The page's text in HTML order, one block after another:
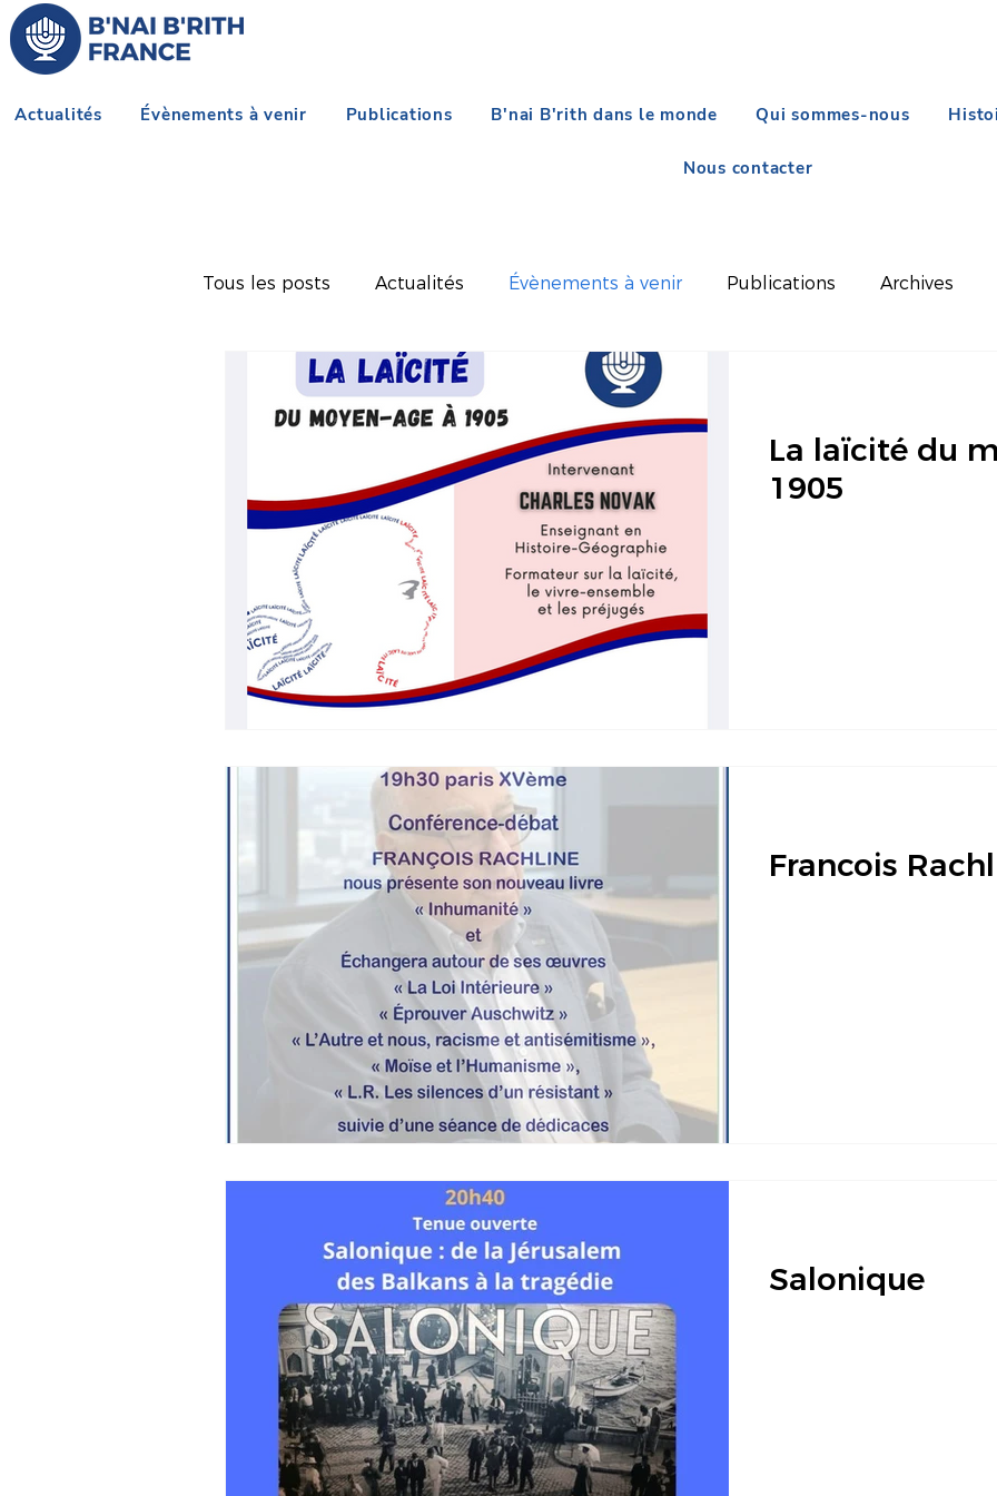
Actualités Évènements à venir Publications B'nai B'rith dans le monde Qui sommes-nous
Nous contacter
Tous les posts Actualités Évènements à venir Publications Archives
La laïcité du
1905
Francois
Salonique